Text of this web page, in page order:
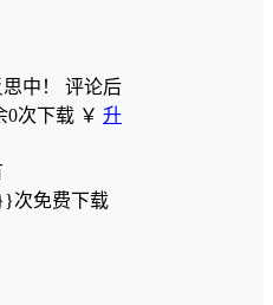
中！ 评论后
0次下载 ￥ 升
次免费下载